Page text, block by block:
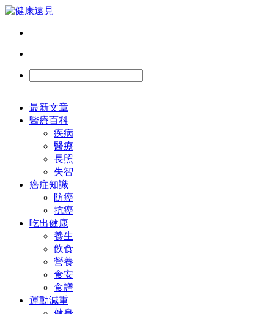
最新文章
醫療百科
疾病
醫療
長照
失智
癌症知識
防癌
抗癌
吃出健康
養生
飲食
營養
食安
食譜
運動減重